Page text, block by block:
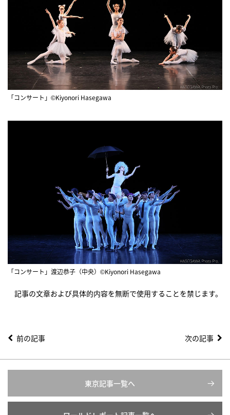
「コンサート」©Kiyonori Hasegawa
「コンサート」渡辺恭子（中央）©Kiyonori Hasegawa
記事の文章および具体的内容を無断で使用することを禁じます。
前の記事 次の記事
東京記事一覧へ